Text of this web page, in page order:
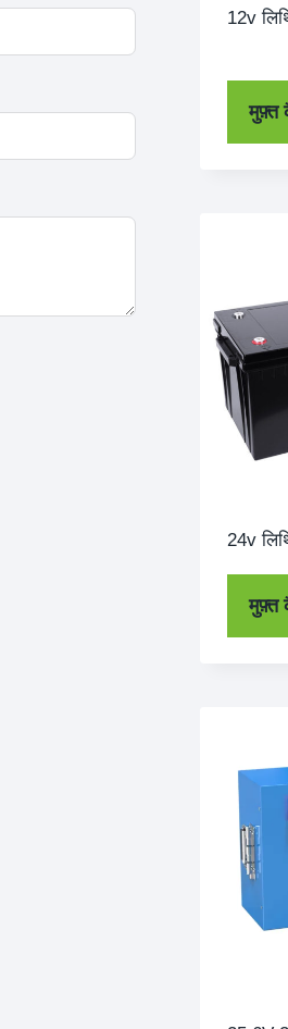
12v
मुफ़्त
24v
मुफ़्त